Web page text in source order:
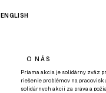
ENGLISH
O NÁS
Priama akcia je solidárny zväz
riešenie problémov na
solidárnych akcií za práva a